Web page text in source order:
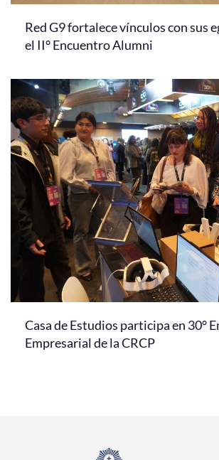
Red G9 fortalece vínculos con sus
el II° Encuentro Alumni
Casa de Estudios participa en 30°
Empresarial de la CRCP